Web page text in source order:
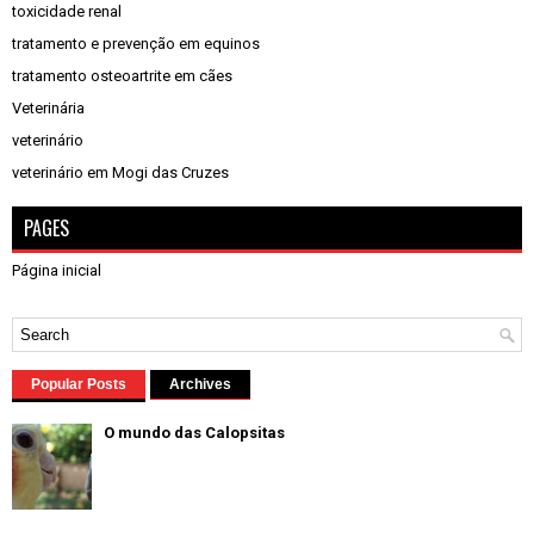
toxicidade renal
tratamento e prevenção em equinos
tratamento osteoartrite em cães
Veterinária
veterinário
veterinário em Mogi das Cruzes
PAGES
Página inicial
Popular Posts Archives
O mundo das Calopsitas